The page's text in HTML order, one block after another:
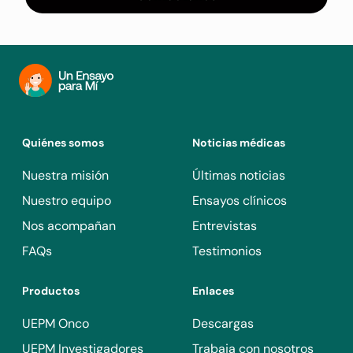
crecimiento endotelial vascular (VEGF) u otra terapia
Quiénes somos
Nuestra misión
Nuestro equipo
Nos acompañan
FAQs
Noticias médicas
Últimas noticias
Ensayos clínicos
Entrevistas
Testimonios
Productos
UEPM Onco
UEPM Investigadores
Enlaces
Descargas
Trabaja con nosotros